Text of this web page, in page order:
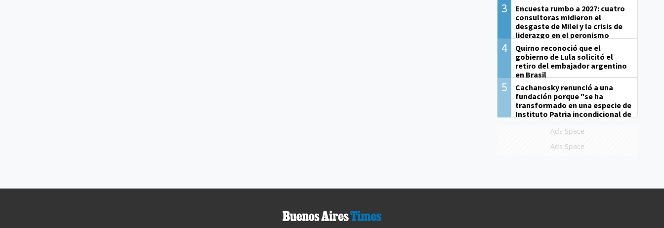
3
Encuesta rumbo a 2027: cuatro
consultoras midieron el
desgaste de Milei y la crisis de
liderazgo en el peronismo
4
Quirno reconoció que el
gobierno de Lula solicitó el
retiro del embajador argentino
en Brasil
5
Cachanosky renunció a una
fundación porque "se ha
transformado en una especie de
Instituto Patria incondicional de
Ads Space
Ads Space